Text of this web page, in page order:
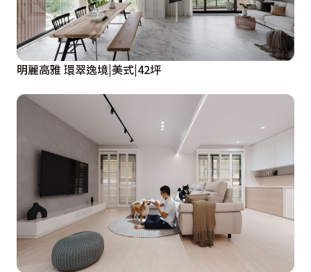
明麗高雅 環翠逸境|美式|42坪